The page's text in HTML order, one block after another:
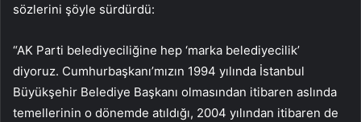
sözlerini şöyle sürdürdü:
“AK Parti belediyeciliğine hep ‘marka belediyecilik’
diyoruz. Cumhurbaşkanı’mızın 1994 yılında İstanbul
Büyükşehir Belediye Başkanı olmasından itibaren aslında
temellerinin o dönemde atıldığı, 2004 yılından itibaren de